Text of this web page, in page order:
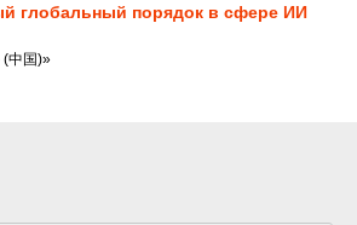
глобальный порядок в сфере ИИ
(中国)»